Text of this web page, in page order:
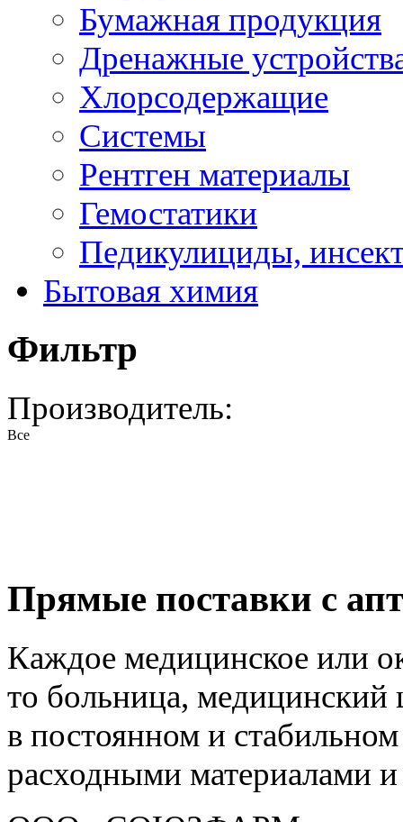
Бумажная продукция
Дренажные
Хлорсодержащие
Системы
Рентген материалы
Гемостатики
Педикулициды,
Бытовая химия
Фильтр
Производитель:
Все
Прямые поставки с
Каждое медицинское или
то больница,
в постоянном и
расходными материалами